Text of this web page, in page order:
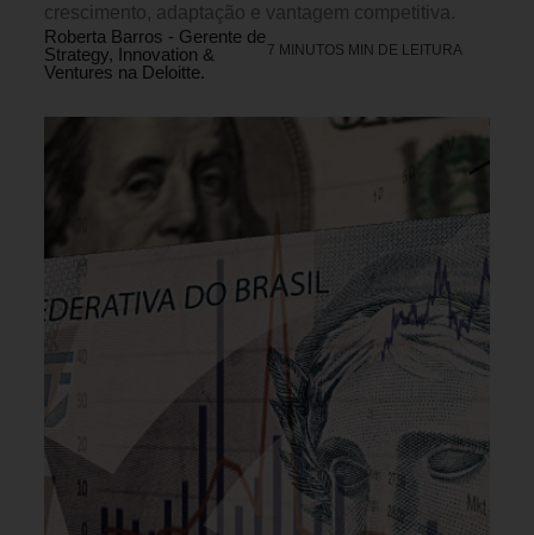
crescimento, adaptação e vantagem competitiva.
Roberta Barros - Gerente de
Strategy, Innovation &
Ventures na Deloitte.
7 MINUTOS MIN DE LEITURA